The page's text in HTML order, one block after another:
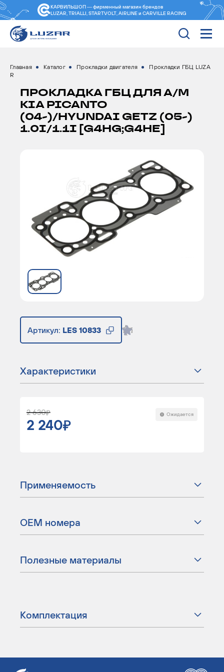
КАРВИЛЬШОП — фирменный магазин брендов
LUZAR, TRIALLI, STARTVOLT, AIRLINE и CARVILLE RACING
Главная Каталог Прокладки двигателя
Прокладки ГБЦ LUZA
R
ПРОКЛАДКА ГБЦ ДЛЯ А/М
KIA PICANTO
(04-)/HYUNDAI GETZ (05-)
1.0I/1.1I [G4HG;G4HE]
Артикул: LES 10833
Характеристики
2 630
2 240
Ожидается
Применяемость
ОЕМ номера
Полезные материалы
Комплектация